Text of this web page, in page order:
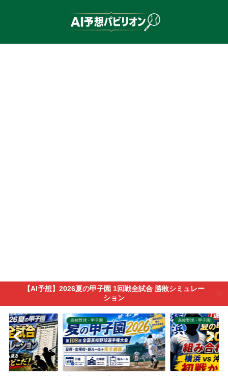
【AI予想】2026夏の甲子園 1回戦全試合 勝敗シミュレー
ション
高校野球・甲子園 高校野球・甲子園